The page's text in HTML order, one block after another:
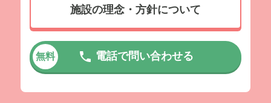
施設の理念・方針について
無料 電話で問い合わせる